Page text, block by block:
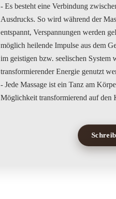
- Es besteht eine Verbindung
Ausdrucks. So wird während der
entspannt, Verspannungen werden
möglich heilende Impulse aus dem
im geistigen bzw. seelischen System
transformierender Energie genutzt
- Jede Massage ist ein Tanz am